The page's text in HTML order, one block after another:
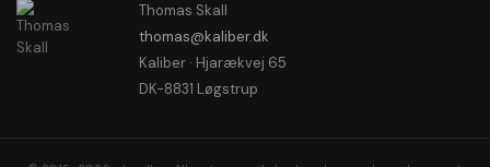
Thomas Skall
thomas@kaliber.dk
Kaliber · Hjarækvej 65
DK-8831 Løgstrup